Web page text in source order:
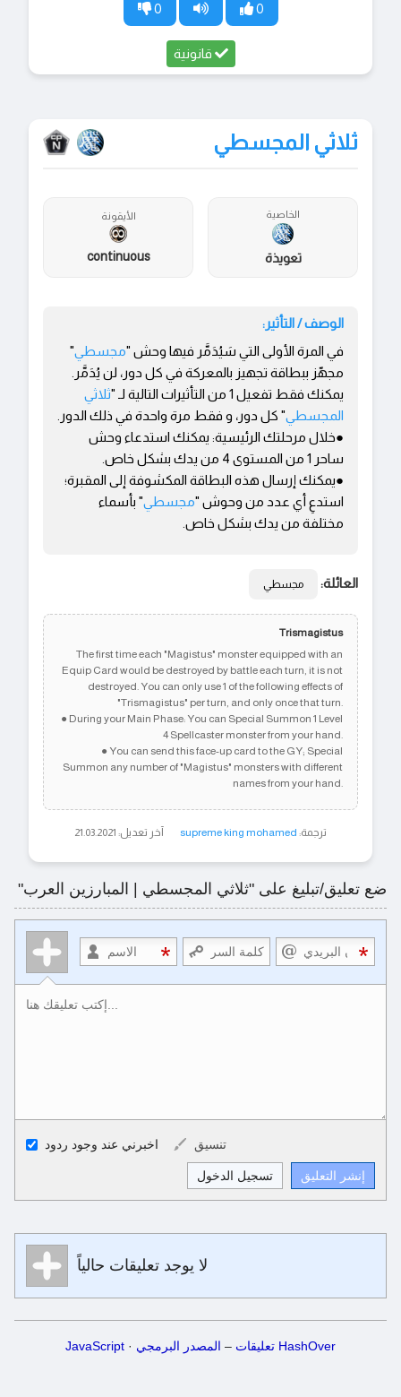
0
0
قانونية
ثلاثي المجسطي
الخاصية
تعويذة
الأيقونة
continuous
الوصف / التأثير:
في المرة الأولى التي سَيُدَمَّر فيها وحش "مجسطي"
مجهّز ببطاقة تجهيز بالمعركة في كل دور، لن يُدَمَّر.
يمكنك فقط تفعيل 1 من التأثيرات التالية لـ "
ثلاثي
المجسطي" كل دور، و فقط مرة واحدة في ذلك الدور.
●خلال مرحلتك الرئيسية: يمكنك استدعاء وحش
ساحر 1 من المستوى 4 من يدك بشكل خاص.
●يمكنك إرسال هذه البطاقة المكشوفة إلى المقبرة؛
استدعِ أي عدد من وحوش "مجسطي" بأسماء
مختلفة من يدك بشكل خاص.
العائلة: مجسطي
Trismagistus
The first time each "Magistus" monster equipped with an
Equip Card would be destroyed by battle each turn, it is not
destroyed. You can only use 1 of the following effects of
"Trismagistus" per turn, and only once that turn.
● During your Main Phase: You can Special Summon 1 Level
4 Spellcaster monster from your hand.
● You can send this face-up card to the GY; Special
Summon any number of "Magistus" monsters with different
names from your hand.
ترجمة: supreme king mohamed آخر تعديل: 21.03.2021
ضع تعليق/تبليغ على "ثلاثي المجسطي | المبارزين العرب"
أكواد الـ HTML المسموح بها
<b>, <strong>, <u>, <i>, <em>, <s>, <big>, <small>, <sup>,
<sub>, <pre>, <ul>, <ol>, <li>, <blockquote>, <code> escapes
تنسيق Markdown
**Bold**, _underline_, *italic*, ~~strikethrough~~, `highlight`,
used together in your comment.
اخبرني عند وجود ردود تنسيق
لا يوجد تعليقات حالياً
HashOver تعليقات ‒ المصدر البرمجي ·
JavaScript